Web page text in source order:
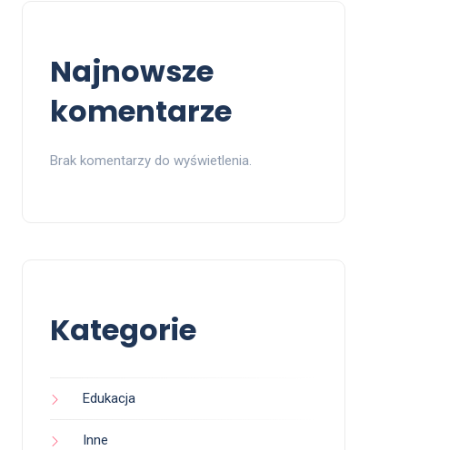
Najnowsze
komentarze
Brak komentarzy do wyświetlenia.
Kategorie
Edukacja
Inne